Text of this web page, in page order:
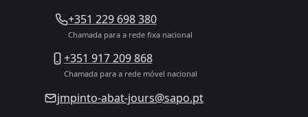
+351 229 698 380
Chamada para a rede fixa nacional
+351 917 209 868
Chamada para a rede móvel nacional
jmpinto-abat-jours@sapo.pt